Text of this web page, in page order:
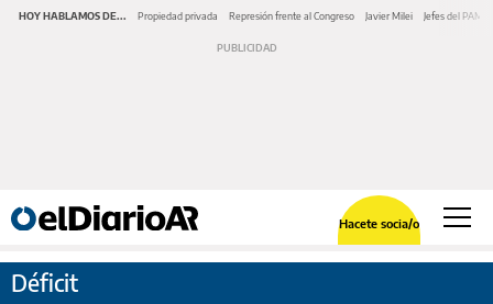
HOY HABLAMOS DE... Propiedad privada Represión frente al Congreso Javier Milei Jefes del PAMI
Hacete socia/o
Déficit